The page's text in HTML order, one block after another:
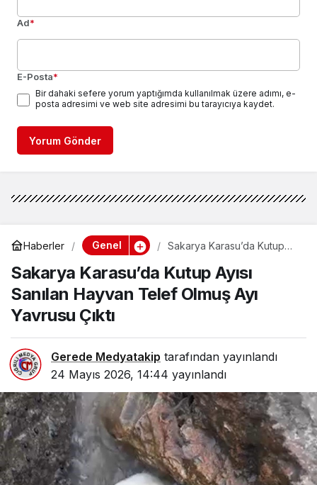
Ad*
E-Posta*
Bir dahaki sefere yorum yaptığımda kullanılmak üzere adımı, e-
posta adresimi ve web site adresimi bu tarayıcıya kaydet.
Yorum Gönder
Haberler Genel
Sakarya Karasu’da Kutup
Olmuş Ayı Yavrusu Çıktı
Sakarya Karasu’da Kutup Ayısı
Sanılan Hayvan Telef Olmuş Ayı
Yavrusu Çıktı
Gerede Medyatakip tarafından yayınlandı
24 Mayıs 2026, 14:44 yayınlandı